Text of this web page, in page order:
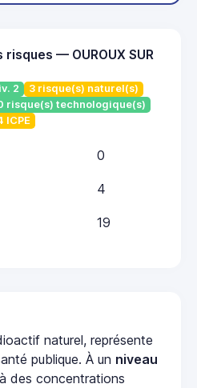
— OUROUX SUR
2
3 risque(s) naturel(s)
risque(s) technologique(s)
ICPE
0
4
19
naturel, représente
publique. À un niveau
des concentrations